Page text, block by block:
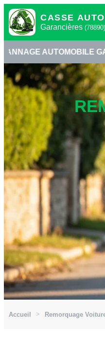
CASSE
Garancières (78890)
GARANCIÈRES
Accueil Remorquage